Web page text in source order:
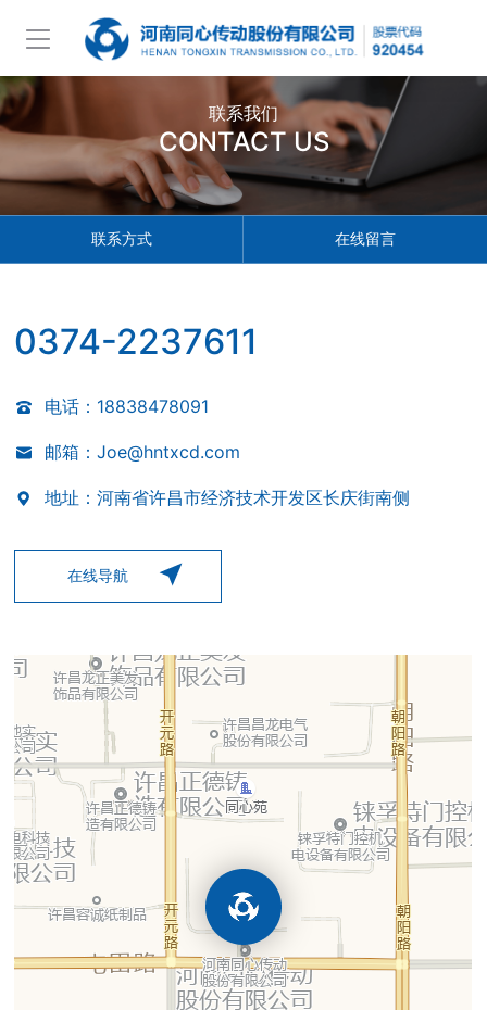
联系我们
CONTACT US
联系方式 在线留言
0374-2237611
电话：18838478091
邮箱：Joe@hntxcd.com
地址：河南省许昌市经济技术开发区长庆街南侧
在线导航